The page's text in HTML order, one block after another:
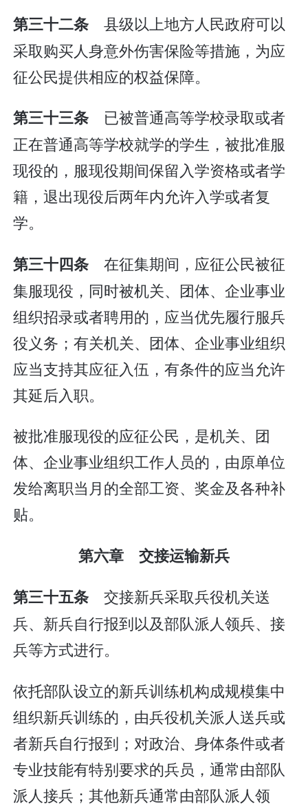
第三十二条 县级以上地方人民政府可以
采取购买人身意外伤害保险等措施，为应
征公民提供相应的权益保障。
第三十三条 已被普通高等学校录取或者
正在普通高等学校就学的学生，被批准服
现役的，服现役期间保留入学资格或者学
籍，退出现役后两年内允许入学或者复
学。
第三十四条 在征集期间，应征公民被征
集服现役，同时被机关、团体、企业事业
组织招录或者聘用的，应当优先履行服兵
役义务；有关机关、团体、企业事业组织
应当支持其应征入伍，有条件的应当允许
其延后入职。
被批准服现役的应征公民，是机关、团
体、企业事业组织工作人员的，由原单位
发给离职当月的全部工资、奖金及各种补
贴。
第六章 交接运输新兵
第三十五条 交接新兵采取兵役机关送
兵、新兵自行报到以及部队派人领兵、接
兵等方式进行。
依托部队设立的新兵训练机构成规模集中
组织新兵训练的，由兵役机关派人送兵或
者新兵自行报到；对政治、身体条件或者
专业技能有特别要求的兵员，通常由部队
派人接兵；其他新兵通常由部队派人领